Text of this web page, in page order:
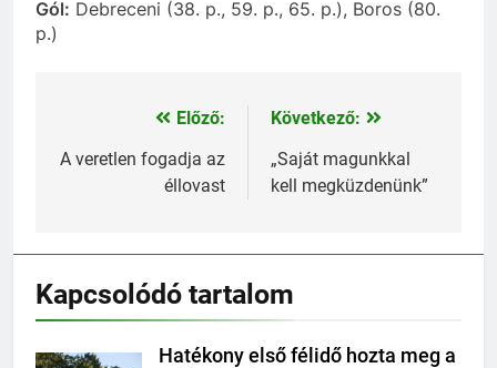
Gól: Debreceni (38. p., 59. p., 65. p.), Boros (80.
p.)
Bejegyzés
navigáció
Előző:
A veretlen fogadja az
éllovast
Következő:
„Saját magunkkal
kell megküzdenünk”
Kapcsolódó tartalom
Hatékony első félidő hozta meg a